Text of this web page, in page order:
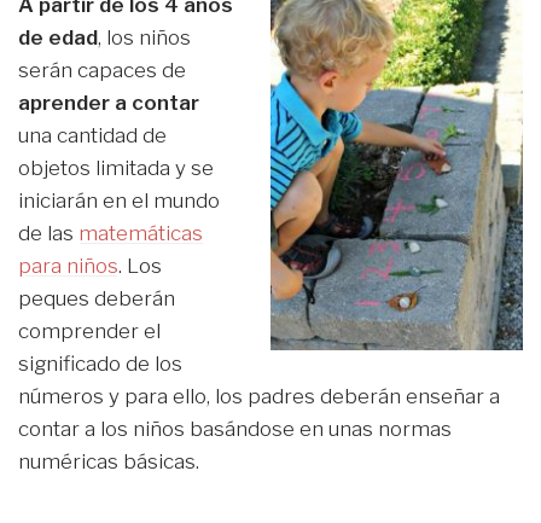
A partir de los 4 años
de edad, los niños
serán capaces de
aprender a contar
una cantidad de
objetos limitada y se
iniciarán en el mundo
de las matemáticas
para niños. Los
peques deberán
comprender el
significado de los
números y para ello, los padres deberán enseñar a
contar a los niños basándose en unas normas
numéricas básicas.